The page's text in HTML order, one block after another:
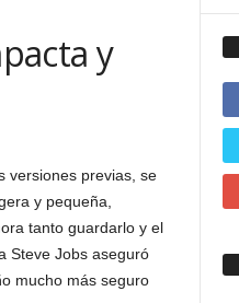
y
versiones previas, se
y pequeña,
tanto guardarlo y el
Steve Jobs aseguró
mucho más seguro